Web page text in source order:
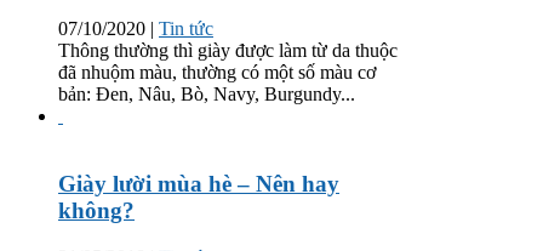
07/10/2020 | Tin tức
Thông thường thì giày được làm từ da thuộc
đã nhuộm màu, thường có một số màu cơ
bản: Đen, Nâu, Bò, Navy, Burgundy...
Giày lười mùa hè – Nên hay
không?